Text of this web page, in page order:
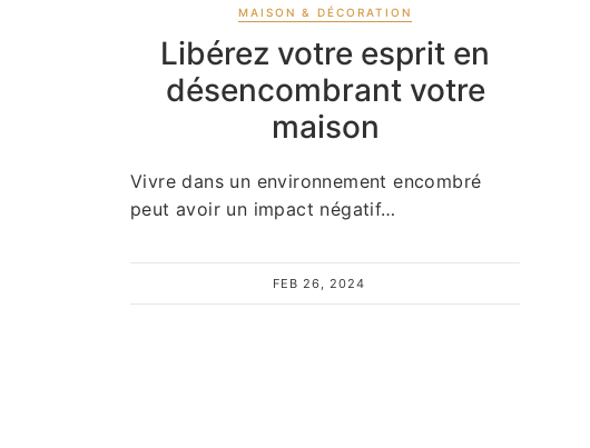
MAISON & DÉCORATION
Libérez votre esprit en
désencombrant votre
maison
Vivre dans un environnement encombré
peut avoir un impact négatif…
FEB 26, 2024